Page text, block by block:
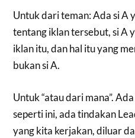
Untuk dari teman: Ada si A
tentang iklan tersebut, si A
iklan itu, dan hal itu yang
bukan si A.
Untuk “atau dari mana”.
seperti ini, ada tindakan
yang kita kerjakan, diluar